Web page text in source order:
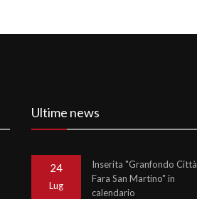
Ultime news
24
Lug
Inserita "Granfondo
Fara San Martino" in
calendario